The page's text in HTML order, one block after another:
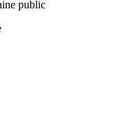
public